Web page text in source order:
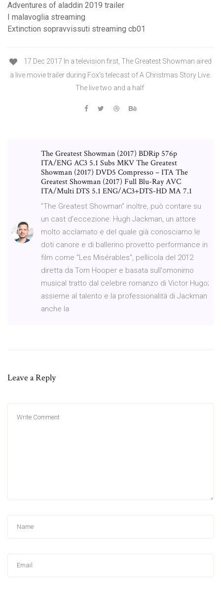
Adventures of aladdin 2019 trailer
I malavoglia streaming
Extinction sopravvissuti streaming cb01
17 Dec 2017 In a television first, The Greatest Showman aired
a live movie trailer during Fox's telecast of A Christmas Story Live.
The live two and a half
The Greatest Showman (2017) BDRip 576p
ITA/ENG AC3 5.1 Subs MKV The Greatest
Showman (2017) DVD5 Compresso – ITA The
Greatest Showman (2017) Full Blu-Ray AVC
ITA/Multi DTS 5.1 ENG/AC3+DTS-HD MA 7.1
"The Greatest Showman" inoltre, può contare su
un cast d'eccezione: Hugh Jackman, un attore
molto acclamato e del quale già conosciamo le
doti canore e di ballerino provetto performance in
film come "Les Misérables", pellicola del 2012
diretta da Tom Hooper e basata sull'omonimo
musical tratto dal celebre romanzo di Victor Hugo;
assieme al talento e la professionalità di Jackman
anche la
Leave a Reply